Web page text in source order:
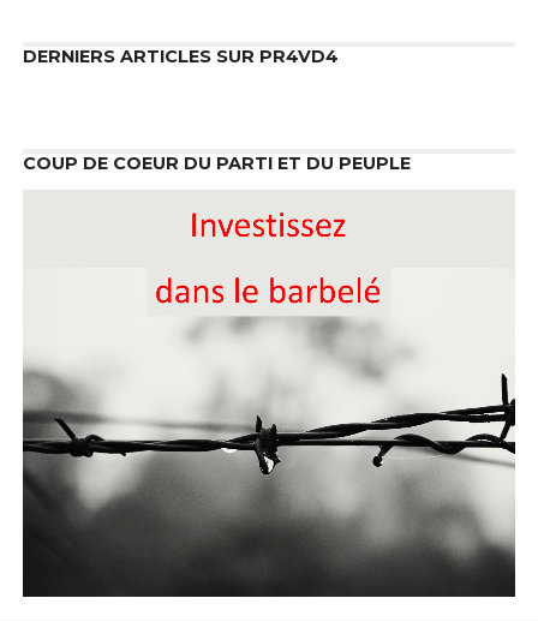
DERNIERS ARTICLES SUR PR4VD4
COUP DE COEUR DU PARTI ET DU PEUPLE